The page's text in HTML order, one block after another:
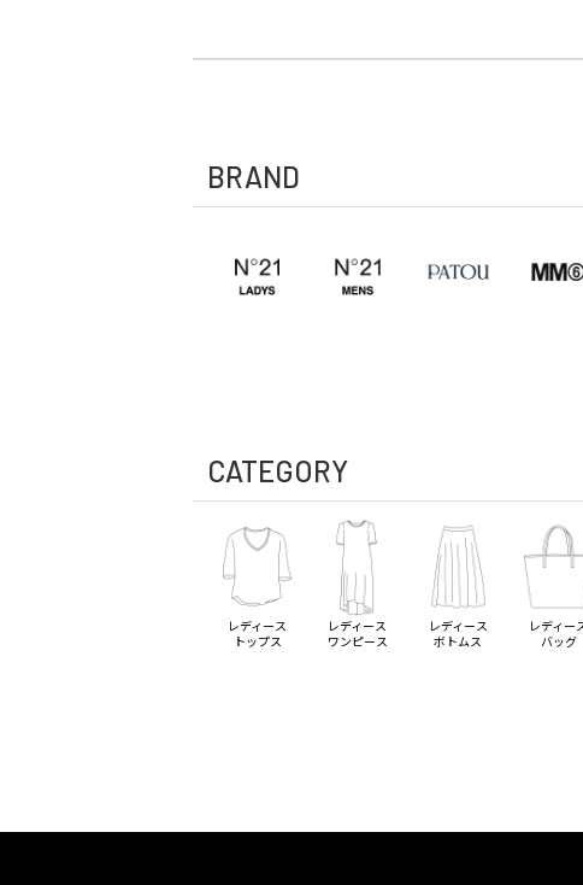
BRAND
CATEGORY
レディース
トップス
レディース
ワンピース
レディース
ボトムス
レディー
バッグ